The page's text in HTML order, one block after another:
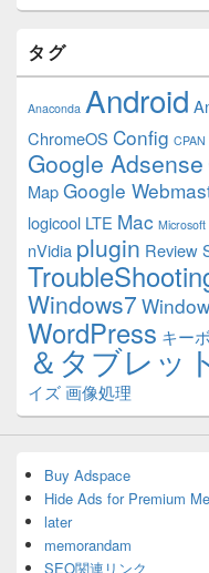
タグ
Anaconda Android
ChromeOS Config CPAN
Google Adsense
MapGoogle
logicool LTE Mac Microsoft
nVidia plugin Review
Windows7
WordPress キー
＆タブレッ
イズ画像処理
Buy Adspace
Hide Ads for Premium
later
memorandam
SEO関連リンク